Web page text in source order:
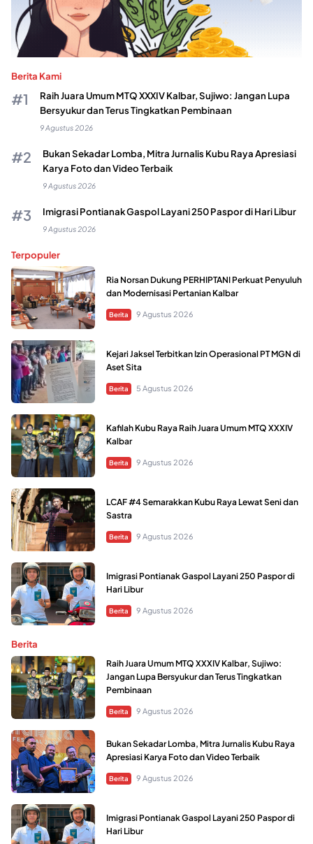
Berita Kami
Raih Juara Umum MTQ XXXIV Kalbar, Sujiwo: Jangan Lupa
Bersyukur dan Terus Tingkatkan Pembinaan
9 Agustus 2026
Bukan Sekadar Lomba, Mitra Jurnalis Kubu Raya Apresiasi
Karya Foto dan Video Terbaik
9 Agustus 2026
Imigrasi Pontianak Gaspol Layani 250 Paspor di Hari Libur
9 Agustus 2026
Terpopuler
Ria Norsan Dukung PERHIPTANI Perkuat Penyuluh
dan Modernisasi Pertanian Kalbar
Berita 9 Agustus 2026
Kejari Jaksel Terbitkan Izin Operasional PT MGN di
Aset Sita
Berita 5 Agustus 2026
Kafilah Kubu Raya Raih Juara Umum MTQ XXXIV
Kalbar
Berita 9 Agustus 2026
LCAF #4 Semarakkan Kubu Raya Lewat Seni dan
Sastra
Berita 9 Agustus 2026
Imigrasi Pontianak Gaspol Layani 250 Paspor di
Hari Libur
Berita 9 Agustus 2026
Berita
Raih Juara Umum MTQ XXXIV Kalbar, Sujiwo:
Jangan Lupa Bersyukur dan Terus Tingkatkan
Pembinaan
Berita 9 Agustus 2026
Bukan Sekadar Lomba, Mitra Jurnalis Kubu Raya
Apresiasi Karya Foto dan Video Terbaik
Berita 9 Agustus 2026
Imigrasi Pontianak Gaspol Layani 250 Paspor di
Hari Libur